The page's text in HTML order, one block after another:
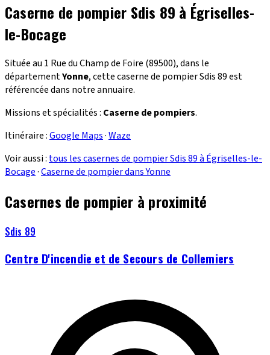
Caserne de pompier Sdis 89 à Égriselles-
le-Bocage
Située au 1 Rue du Champ de Foire (89500), dans le
départementYonne, cette caserne de pompier Sdis 89 est
référencée dans notre annuaire.
Missions et spécialités : Caserne de pompiers.
Itinéraire :Google Maps·Waze
Voir aussi : tous les casernes de pompier Sdis 89 à Égriselles-le-
Bocage·Caserne de pompier dans Yonne
Casernes de pompier à proximité
Sdis 89
Centre D'incendie et de Secours de Collemiers